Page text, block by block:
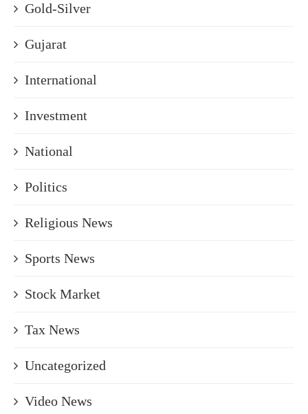
Gold-Silver
Gujarat
International
Investment
National
Politics
Religious News
Sports News
Stock Market
Tax News
Uncategorized
Video News